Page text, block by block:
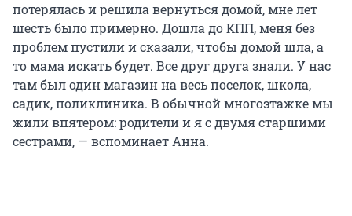
потерялась и решила вернуться домой, мне лет
шесть было примерно. Дошла до КПП, меня без
проблем пустили и сказали, чтобы домой шла, а
то мама искать будет. Все друг друга знали. У нас
там был один магазин на весь поселок, школа,
садик, поликлиника. В обычной многоэтажке мы
жили впятером: родители и я с двумя старшими
сестрами, — вспоминает Анна.